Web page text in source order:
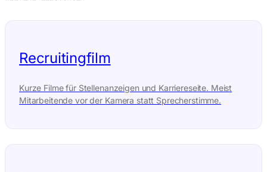
Recruitingfilm
Kurze Filme für Stellenanzeigen und Karriereseite. Meist
Mitarbeitende vor der Kamera statt Sprecherstimme.